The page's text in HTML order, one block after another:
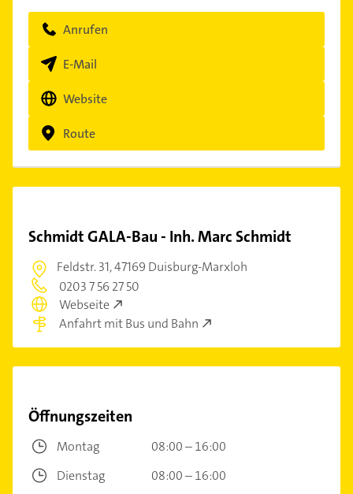
Anrufen
E-Mail
Website
Route
Schmidt GALA-Bau - Inh. Marc Schmidt
Feldstr. 31,47169 Duisburg-Marxloh
0203 7 56 27 50
Webseite
Anfahrt mit Bus und Bahn
Öffnungszeiten
Montag
08:00 – 16:00
Dienstag
08:00 – 16:00